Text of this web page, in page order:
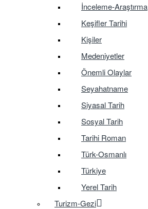
İnceleme-Araştırma
Keşifler Tarihi
Kişiler
Medeniyetler
Önemli Olaylar
Seyahatname
Siyasal Tarih
Sosyal Tarih
Tarihi Roman
Türk-Osmanlı
Türkiye
Yerel Tarih
Turizm-Gezi